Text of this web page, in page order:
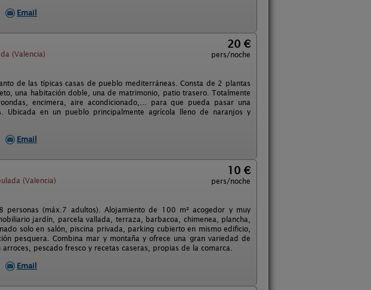
Email
(Valencia)
20 €
pers/noche
de las típicas casas de pueblo mediterráneas. Consta de 2 plantas
una habitación doble, una de matrimonio, patio trasero. Totalmente
encimera, aire acondicionado,... para que pueda pasar una
Ubicada en un pueblo principalmente agrícola lleno de naranjos y
Email
(Valencia)
10 €
pers/noche
(máx.7 adultos). Alojamiento de 100 m² acogedor y muy
jardín, parcela vallada, terraza, barbacoa, chimenea, plancha,
solo en salón, piscina privada, parking cubierto en mismo edificio,
pesquera. Combina mar y montaña y ofrece una gran variedad de
pescado fresco y recetas caseras, propias de la comarca.
Email